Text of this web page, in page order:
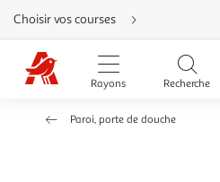
Aller
directement
au
contenu
Aller
directement
Aller
Choisir vos courses
Rayons Recherche
Paroi, porte de douche